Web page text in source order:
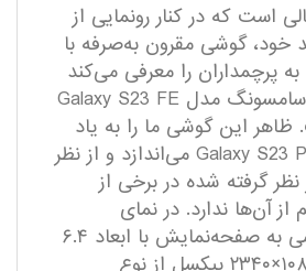
است که در کنار رونمایی از
خود، گوشی مقرون به‌صرفه با
پرچمداران را معرفی می‌کند
که گوشی موبایل سامسونگ مدل Galaxy S23 FE
این گوشی ما را به یاد
Galaxy S23 و Galaxy S23 Plus می‌اندازد و از نظر
گرفته شده در برخی از
آن‌ها ندارد. در نمای
روبه‌رویی این گوشی به صفحه‌نمایش با ابعاد ۶.۴
اینچ و رزولوشن ۱۰۸۰×۲۳۴۰ پیکسل از نوع